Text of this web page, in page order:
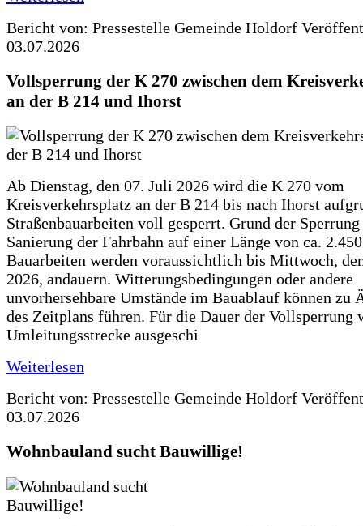
Bericht von: Pressestelle Gemeinde Holdorf
03.07.2026
Vollsperrung der K 270 zwischen dem
an der B 214 und Ihorst
Ab Dienstag, den 07. Juli 2026 wird die K 270 vom
Kreisverkehrsplatz an der B 214 bis nach Ihorst
Straßenbauarbeiten voll gesperrt. Grund der
Sanierung der Fahrbahn auf einer Länge von ca.
Bauarbeiten werden voraussichtlich bis Mittwoch,
2026, andauern. Witterungsbedingungen oder andere
unvorhersehbare Umstände im Bauablauf können zu
des Zeitplans führen. Für die Dauer der Vollsperrung
Umleitungsstrecke ausgeschi
Weiterlesen
Bericht von: Pressestelle Gemeinde Holdorf
03.07.2026
Wohnbauland sucht Bauwillige!